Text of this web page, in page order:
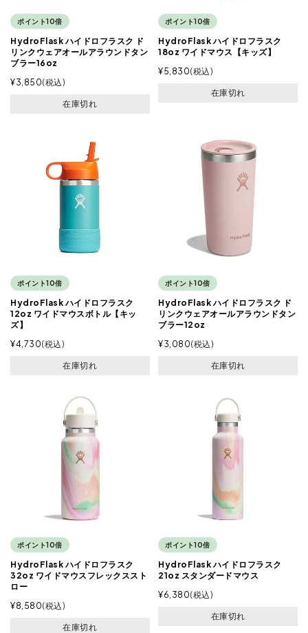
ポイント10倍
HydroFlask ハイドロフラスク ド
リンクウェアオールアラウンドタン
ブラー16oz
¥3,850 税込
在庫切れ
ポイント10倍
HydroFlask ハイドロフラスク
18oz ワイドマウス【キッズ】
¥5,830 税込
在庫切れ
ポイント10倍
HydroFlask ハイドロフラスク
12oz ワイドマウスボトル【キッ
ズ】
¥4,730 税込
在庫切れ
ポイント10倍
HydroFlask ハイドロフラスク ド
リンクウェアオールアラウンドタン
ブラー12oz
¥3,080 税込
在庫切れ
ポイント10倍
HydroFlask ハイドロフラスク
32oz ワイドマウスフレックススト
ロー
¥8,580 税込
在庫切れ
ポイント10倍
HydroFlask ハイドロフラスク
21oz スタンダードマウス
¥6,380 税込
在庫切れ